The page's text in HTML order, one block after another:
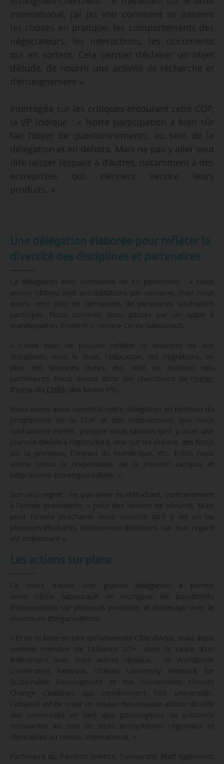
international, j’ai pu voir comment se passent
les choses en pratique, les comportements des
négociateurs, les interactions, les documents
qui en sortent. Cela permet d’éclairer un objet
d’étude, de nourrir une activité de recherche et
d’enseignement ».
Interrogée sur les critiques entourant cette COP,
la VP indique : « Notre participation a bien sûr
fait l’objet de questionnements, au sein de la
délégation et en dehors. Mais ne pas y aller veut
dire laisser l’espace à d’autres, notamment à des
entreprises qui viennent vendre leurs
produits. »
Une délégation élaborée pour refléter la
diversité des disciplines et partenaires
La délégation était composée de 11 personnes : « Nous
avions obtenu sept accréditations par semaine, mais nous
avons reçu plus de demandes de personnes souhaitant
participer. Nous sommes donc passés par un appel à
manifestation d’intérêt », retrace Cécile Sabourault.
« L’idée était de pouvoir refléter la diversité de nos
disciplines, avec le droit, l’éducation, les migrations, en
plus des sciences dures, etc. tout en incluant nos
partenaires. Nous avions donc des chercheurs de l’ Inrae
d’ Inria , du CNRS
, des Mines PSL.
Nous avons aussi construit notre délégation en fonction du
programme de la COP et des interventions que nous
souhaitions mener, puisque nous savions qu’il y avait une
journée dédiée à l’agriculture, une sur les océans, des focus
sur la jeunesse, l’impact du numérique, etc. Enfin, nous
avons inclus la responsable de la mission campus et
laboratoires éco-responsables. »
Son seul regret : ne pas avoir eu d’étudiant, contrairement
à l’année précédente, « pour des raisons de sécurité. Mais
pour l’année prochaine nous voulons qu’il y ait un ou
plusieurs étudiants, notamment doctorant, car leur regard
est intéressant ».
Les actions sur place
Ce choix d’avoir une grande délégation a permis
selon Cécile Sabourault de multiplier les possibilités
d’intervention sur plusieurs pavillons, et d’interagir avec le
maximum d’organisations.
« Et de le faire en tant qu’Université Côte d’Azur, mais aussi
comme membre de l’Alliance U7+, dans le cadre d’un
événement avec trois autres réseaux : le Worldwide
Universities Network, l’Italian University Network for
Sustainable Development et the Universities Climate
Change Coalition, qui représentent 900 universités.
L’objectif est de créer un réseau des réseaux autour du rôle
des universités en tant que pourvoyeurs de solutions
innovantes au sein de leurs écosystèmes régionaux et
réplicables au niveau international. »
Partenaire du Pavillon Science, l’université était également